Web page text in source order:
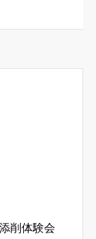
削体験会